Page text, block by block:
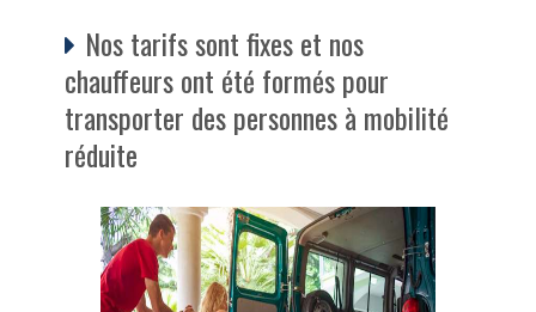
Nos tarifs sont fixes et nos
chauffeurs ont été formés pour
transporter des personnes à mobilité
réduite